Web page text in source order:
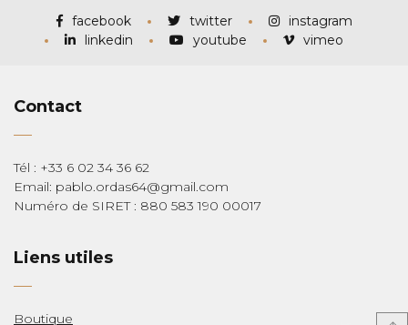
facebook twitter
instagram
linkedin
youtube vimeo
Contact
Tél : +33 6 02 34 36 62
Email: pablo.ordas64@gmail.com
Numéro de SIRET : 880 583 190 00017
Liens utiles
Boutique